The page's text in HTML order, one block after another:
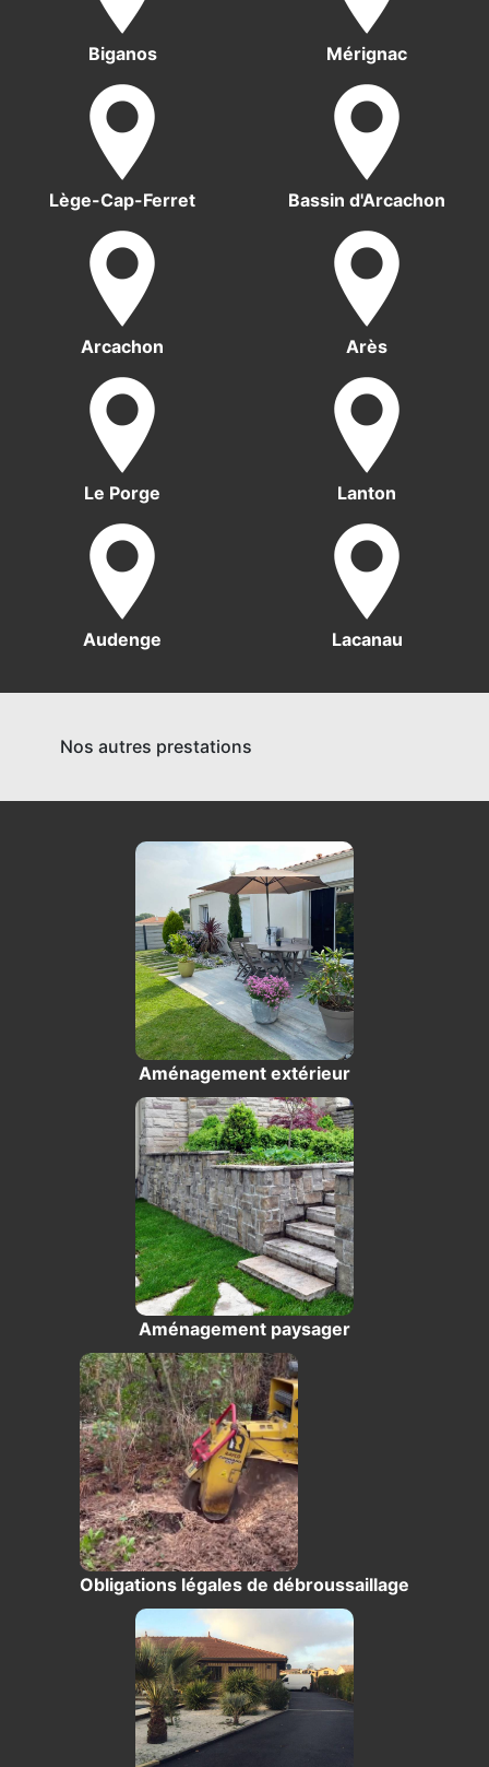
Biganos Mérignac
Lège-Cap-Ferret Bassin d'Arcachon
Arcachon Arès
Le Porge Lanton
Audenge Lacanau
Nos autres prestations
Aménagement extérieur
Aménagement paysager
Obligations légales de débroussaillage